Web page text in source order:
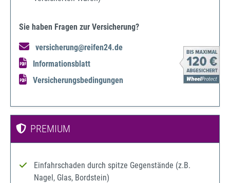
Sie haben Fragen zur Versicherung?
versicherung@reifen24.de
Informationsblatt
Versicherungsbedingungen
PREMIUM
Einfahrschaden durch spitze Gegenstände (z.B.
Nagel, Glas, Bordstein)